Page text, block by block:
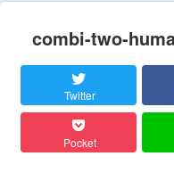
combi-two-
Twitter
Pocket